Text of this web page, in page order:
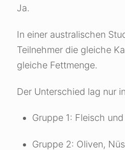
Ja.
In einer australischen
Teilnehmer die gleiche
gleiche Fettmenge.
Der Unterschied lag nur
Gruppe 1: Fleisch
Gruppe 2: Oliven,